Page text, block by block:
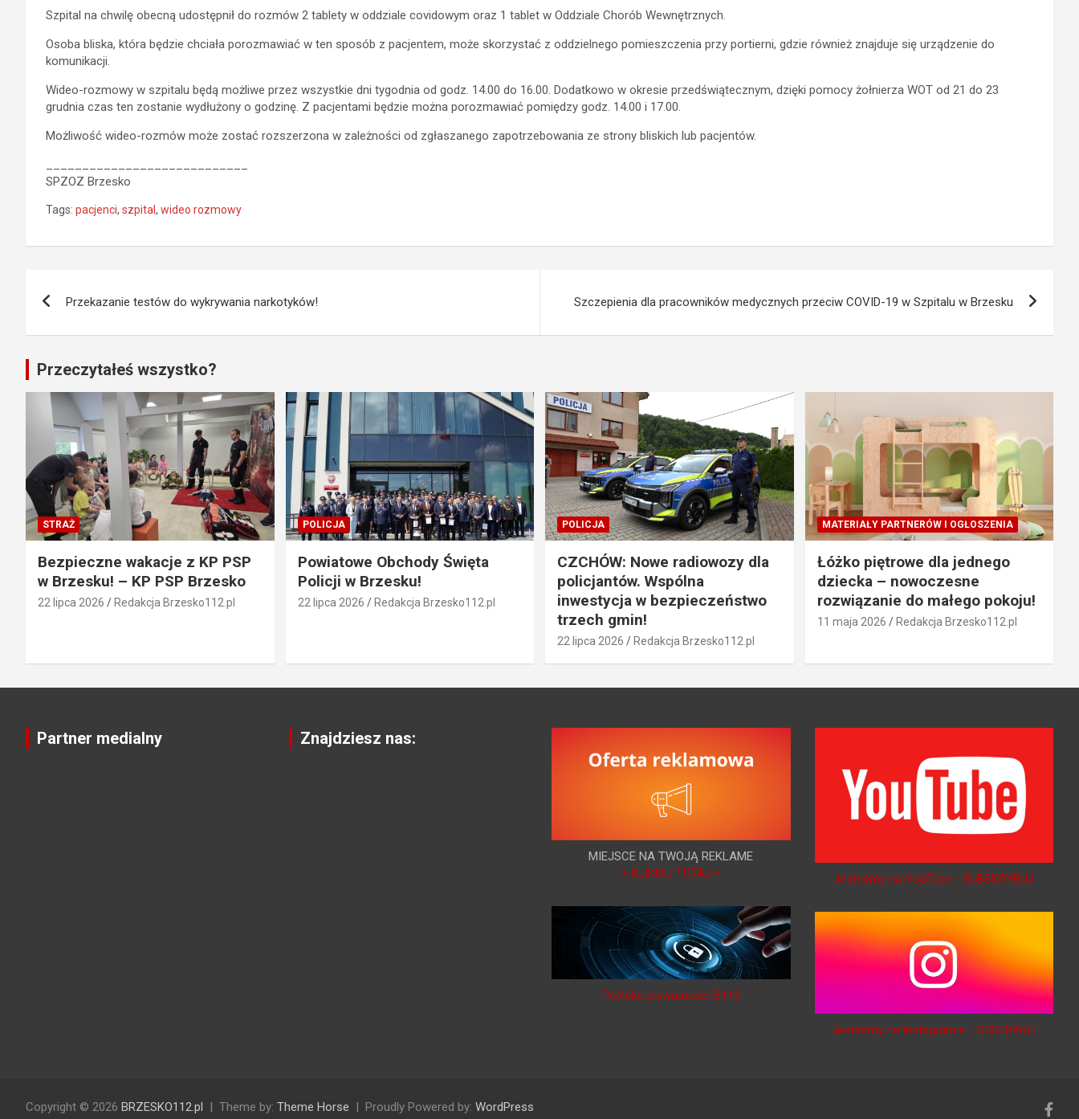
Szpital na chwilę obecną udostępnił do rozmów 2 tablety w oddziale covidowym oraz 1 tablet w Oddziale Chorób Wewnętrznych.
Osoba bliska, która będzie chciała porozmawiać w ten sposób z pacjentem, może skorzystać z oddzielnego pomieszczenia przy portierni, gdzie również znajduje się urządzenie do
komunikacji.
Wideo-rozmowy w szpitalu będą możliwe przez wszystkie dni tygodnia od godz. 14.00 do 16.00. Dodatkowo w okresie przedświątecznym, dzięki pomocy żołnierza WOT od 21 do 23
grudnia czas ten zostanie wydłużony o godzinę. Z pacjentami będzie można porozmawiać pomiędzy godz. 14.00 i 17.00.
Możliwość wideo-rozmów może zostać rozszerzona w zależności od zgłaszanego zapotrzebowania ze strony bliskich lub pacjentów.
SPZOZ Brzesko
Tags: pacjenci, szpital , wideo rozmowy
Przekazanie testów do wykrywania narkotyków! Szczepienia dla pracowników medycznych przeciw COVID-19 w Szpitalu w Brzesku
Przeczytałeś wszystko?
STRAŻ
Bezpieczne wakacje z KP PSP
w Brzesku! – KP PSP Brzesko
22 lipca 2026 Redakcja Brzesko112.pl
POLICJA
Powiatowe Obchody Święta
Policji w Brzesku!
22 lipca 2026 Redakcja Brzesko112.pl
POLICJA
CZCHÓW: Nowe radiowozy dla
policjantów. Wspólna
inwestycja w bezpieczeństwo
trzech gmin!
22 lipca 2026 Redakcja Brzesko112.pl
MATERIAŁY PARTNERÓW I OGŁOSZENIA
Łóżko piętrowe dla jednego
dziecka – nowoczesne
rozwiązanie do małego pokoju!
11 maja 2026 Redakcja Brzesko112.pl
Partner medialny Znajdziesz nas:
MIEJSCE NA TWOJĄ REKLAME
-> KLIKNIJ TUTAJ <-
Polityka prywatności B112
Jesteśmy na YouTube - SUBSKRYBUJ
Jesteśmy na Instagramie - OBSERWUJ
Copyright © 2026 BRZESKO112.pl Theme by: Theme Horse Proudly Powered by: WordPress